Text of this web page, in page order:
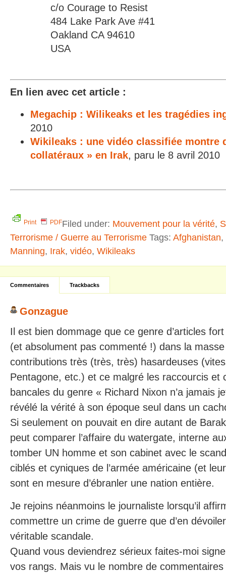
c/o Courage to Resist
484 Lake Park Ave #41
Oakland CA 94610
USA
En lien avec cet article :
Megachip : Wilikeaks et les tragédies
2010
Wikileaks : une vidéo classifiée montre
collatéraux » en Irak, paru le 8 avril 2010
Print PDFFiled under: Mouvement pour la vérité,
Terrorisme / Guerre au Terrorisme Tags: Afghanistan,
Manning, Irak, vidéo, Wikileaks
Commentaires Trackbacks
Gonzague
Il est bien dommage que ce genre d’articles
(et absolument pas commenté !) dans la
contributions très (très, très) hasardeuses
Pentagone, etc.) et ce malgré les raccourcis et
bancales du genre « Richard Nixon n’a jamais
révélé la vérité à son époque seul dans un
Si seulement on pouvait en dire autant de
peut comparer l’affaire du watergate, interne
tomber UN homme et son cabinet avec le
ciblés et cyniques de l’armée américaine (et
sont en mesure d’ébranler une nation entière.
Je rejoins néanmoins le journaliste lorsqu’il
commettre un crime de guerre que d’en
véritable scandale.
Quand vous deviendrez sérieux faites-moi
vos rangs. Mais vu le nombre de